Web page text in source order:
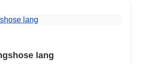
lang